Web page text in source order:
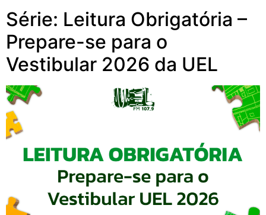
Série: Leitura Obrigatória –
Prepare-se para o
Vestibular 2026 da UEL